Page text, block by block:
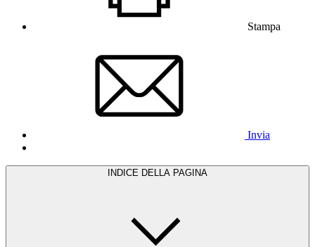
Stampa
Invia
INDICE DELLA PAGINA